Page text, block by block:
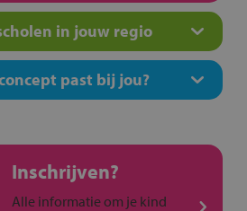
in jouw regio
past bij jou?
Inschrijven?
Alle informatie om je kind